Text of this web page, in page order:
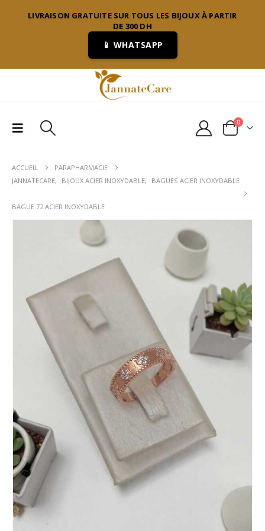
LIVRAISON GRATUITE SUR TOUS LES BIJOUX À PARTIR
DE 300 DH
📱 WHATSAPP
0
ACCUEIL
PARAPHARMACIE
JANNATECARE, BIJOUX ACIER INOXYDABLE, BAGUES ACIER INOXYDABLE
BAGUE 72 ACIER INOXYDABLE